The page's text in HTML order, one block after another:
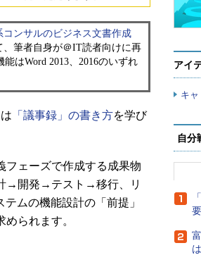
コンサルのビジネス文書作成
筆者自身が＠IT読者向けに再
はWord 2013、2016のいずれ
「議事録」の書き方を学び
ェーズで作成する成果物
→開発→テスト→移行、リ
ムの機能設計の「前提」
められます。
アイ
キ
自分